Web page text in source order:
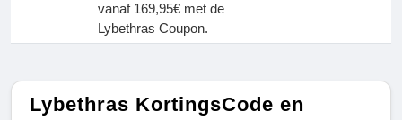
vanaf 169,95€ met de
Lybethras Coupon.
Lybethras KortingsCode en